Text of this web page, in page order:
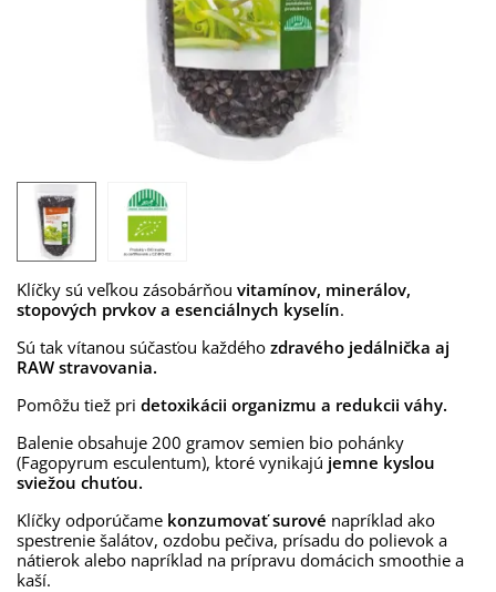
Klíčky sú veľkou zásobárňou vitamínov, minerálov,
stopových prvkov a esenciálnych kyselín.
Sú tak vítanou súčasťou každého zdravého jedálnička aj
RAW stravovania.
Pomôžu tiež pri detoxikácii organizmu a redukcii váhy.
Balenie obsahuje 200 gramov semien bio pohánky
(Fagopyrum esculentum), ktoré vynikajú jemne kyslou
sviežou chuťou.
Klíčky odporúčame konzumovať surové napríklad ako
spestrenie šalátov, ozdobu pečiva, prísadu do polievok a
nátierok alebo napríklad na prípravu domácich smoothie a
kaší.